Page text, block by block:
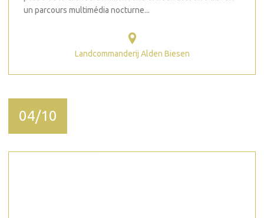
un parcours multimédia nocturne...
Landcommanderij Alden Biesen
04/10